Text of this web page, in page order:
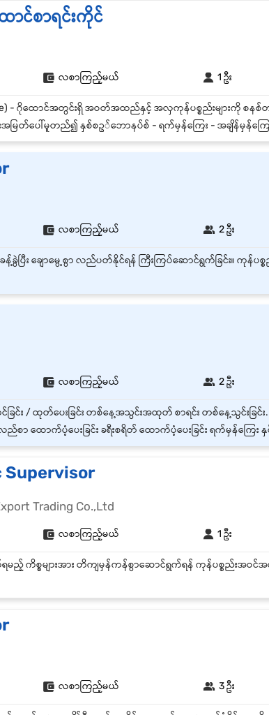
ာင်စာရင်းကိုင်
လစာကြည့်မယ် 1 ဦး
မြတ်ပေါ်မူတည်၍ နှစ်စဥ်ဘောနပ်စ် - ရက်မှန်ကြေး - အချိန်မှန်ကြေး - အ
လစာကြည့်မယ် 2 ဦး
လစာကြည့်မယ် 2 ဦး
ထောက်ပံ့ပေးခြင်း ခရီးစရိတ် ထောက်ပံ့ပေးခြင်း ရက်မှန်ကြေး နှင့် အခြား quaterly
Supervisor
Trading Co.,Ltd
လစာကြည့်မယ် 1 ဦး
လစာကြည့်မယ် 3 ဦး